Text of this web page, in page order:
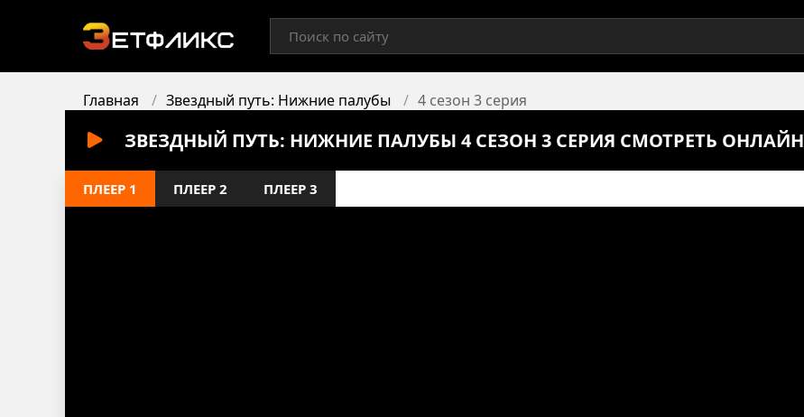
Главная Звездный путь: Нижние палубы 4 сезон 3 серия
ЗВЕЗДНЫЙ ПУТЬ: НИЖНИЕ ПАЛУБЫ 4 СЕЗОН 3 СЕРИЯ СМОТРЕТЬ ОНЛАЙН
ПЛЕЕР 1 ПЛЕЕР 2 ПЛЕЕР 3